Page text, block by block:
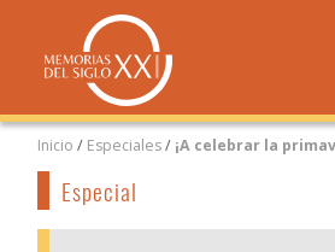
Inicio / Especiales/ ¡A celebrar la
Especial